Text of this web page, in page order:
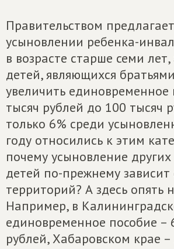
Правительством
усыновлении ребенка-
в возрасте старше семи
детей, являющихся
увеличить единовременное
тысяч рублей до 100 тысяч
только 6% среди
году относились к этим
почему усыновление
детей по-прежнему зависит
территорий? А здесь опять
Например, в
единовременное пособие –
рублей, Хабаровском крае